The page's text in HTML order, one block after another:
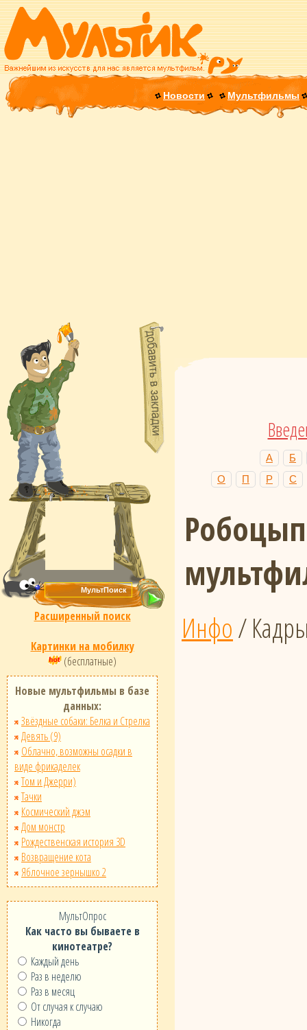
Новости Мультфильмы
Расширенный поиск
Картинки на мобилку
(бесплатные)
Новые мультфильмы в базе
данных:
Звёздные собаки: Белка и Стрелка
Девять (9)
Облачно, возможны осадки в
виде фрикаделек
Том и Джерри)
Тачки
Космический джэм
Дом монстр
Рождественская история 3D
Возвращение кота
Яблочное зернышко 2
МультОпрос
Как часто вы бываете в
кинотеатре?
Каждый день
Раз в неделю
Раз в месяц
От случая к случаю
Никогда
А
Б
О
П Р С
Инфо/